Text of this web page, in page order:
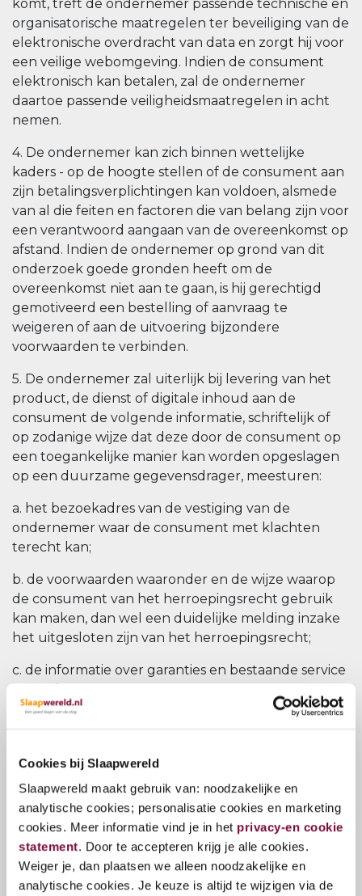
Cookies bij Slaapwereld
Slaapwereld maakt gebruik van: noodzakelijke en
analytische cookies; personalisatie cookies en marketing
cookies. Meer informatie vind je in het privacy-en cookie
statement. Door te accepteren krijg je alle cookies.
Weiger je, dan plaatsen we alleen noodzakelijke en
analytische cookies. Je keuze is altijd te wijzigen via de
komt, treft de ondernemer passende technische en
organisatorische maatregelen ter beveiliging van de
elektronische overdracht van data en zorgt hij voor
een veilige webomgeving. Indien de consument
elektronisch kan betalen, zal de ondernemer
daartoe passende veiligheidsmaatregelen in acht
nemen.
4. De ondernemer kan zich binnen wettelijke
kaders - op de hoogte stellen of de consument aan
zijn betalingsverplichtingen kan voldoen, alsmede
van al die feiten en factoren die van belang zijn voor
een verantwoord aangaan van de overeenkomst op
afstand. Indien de ondernemer op grond van dit
onderzoek goede gronden heeft om de
overeenkomst niet aan te gaan, is hij gerechtigd
gemotiveerd een bestelling of aanvraag te
weigeren of aan de uitvoering bijzondere
voorwaarden te verbinden.
5. De ondernemer zal uiterlijk bij levering van het
product, de dienst of digitale inhoud aan de
consument de volgende informatie, schriftelijk of
op zodanige wijze dat deze door de consument op
een toegankelijke manier kan worden opgeslagen
op een duurzame gegevensdrager, meesturen:
a. het bezoekadres van de vestiging van de
ondernemer waar de consument met klachten
terecht kan;
b. de voorwaarden waaronder en de wijze waarop
de consument van het herroepingsrecht gebruik
kan maken, dan wel een duidelijke melding inzake
het uitgesloten zijn van het herroepingsrecht;
c. de informatie over garanties en bestaande service
d. de prijs met inbegrip van alle belastingen van het
toepassing de kosten van aflevering; en de wijze van
betaling, aflevering of uitvoering van de
overeenkomst op afstand;
e. de vereisten voor opzegging van de
overeenkomst indien de overeenkomst een duur
heeft van meer dan één jaar of van onbepaalde
duur is;